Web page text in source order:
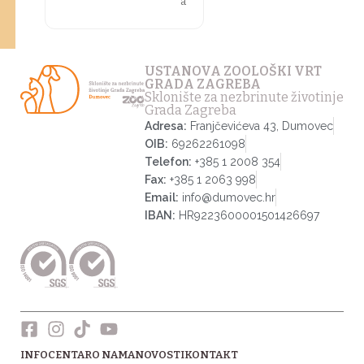
USTANOVA ZOOLOŠKI VRT
GRADA ZAGREBA
Sklonište za nezbrinute životinje
Grada Zagreba
Adresa: Franjčevićeva 43, Dumovec
OIB: 69262261098
Telefon: +385 1 2008 354
Fax: +385 1 2063 998
Email: info@dumovec.hr
IBAN: HR9223600001501426697
INFOCENTARO NAMANOVOSTIKONTAKT